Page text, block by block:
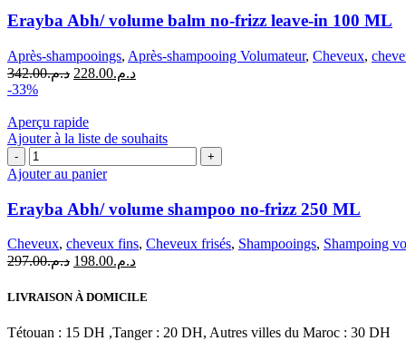
Abh/
volume
balm
no-
frizz
leave-
100
ML
Erayba Abh/ volume balm no-frizz leave-in 100 ML
Après-shampooings, Après-shampooing Volumateur, Cheveux,
د.م.342.00
Le
était :
د.م.342.00.
د.م.228.00
Le
-33%
Aperçu rapide
Ajouter à la liste de souhaits
quantité
de
Abh/
volume
shampoo
no-
frizz
ML
Ajouter au panier
Erayba Abh/ volume shampoo no-frizz 250 ML
Cheveux, cheveux fins, Cheveux frisés, Shampooings, Shampoing
د.م.297.00
Le
initial
د.م.198.00
Le
actuel
د.م.198.00.
LIVRAISON À DOMICILE
Tétouan : 15 DH ,Tanger : 20 DH, Autres villes du Maroc : 30 DH